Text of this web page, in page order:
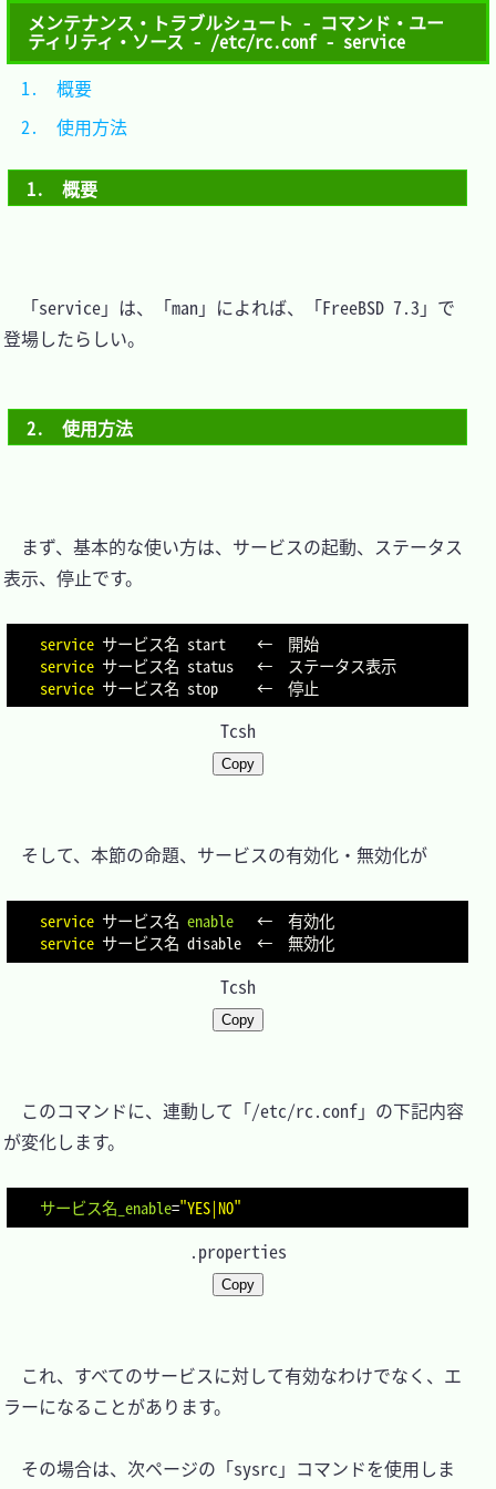
メンテナンス・トラブルシュート - コマンド・ユー
ティリティ・ソース - /etc/rc.conf - service
1.　概要
「service」は、「man」によれば、「FreeBSD 7.3」で
登場したらしい。
2.　使用方法
まず、基本的な使い方は、サービスの起動、ステータス
表示、停止です。
service
service
service
Tcsh
Copy
そして、本節の命題、サービスの有効化・無効化が
service サービス名 enable
service
Tcsh
Copy
このコマンドに、連動して「/etc/rc.conf」の下記内容
が変化します。
サービス名_enable="YES|NO"
.properties
Copy
これ、すべてのサービスに対して有効なわけでなく、エ
ラーになることがあります。
その場合は、次ページの「sysrc」コマンドを使用しま